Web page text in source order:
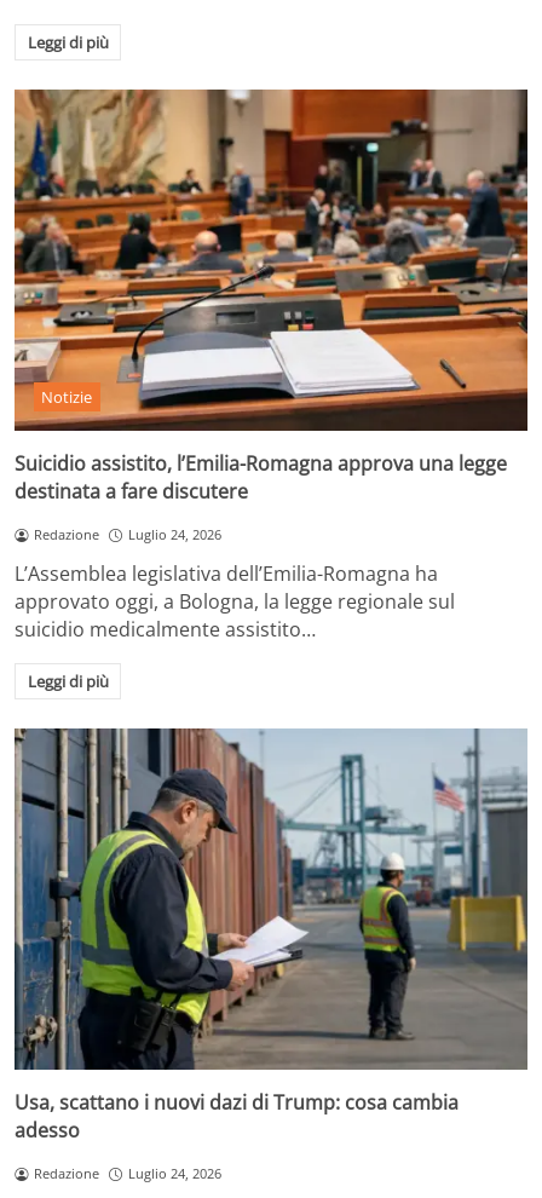
Leggi di più
Notizie
Suicidio assistito, l’Emilia-Romagna approva una legge
destinata a fare discutere
Redazione Luglio 24, 2026
L’Assemblea legislativa dell’Emilia-Romagna ha
approvato oggi, a Bologna, la legge regionale sul
suicidio medicalmente assistito…
Leggi di più
Usa, scattano i nuovi dazi di Trump: cosa cambia
adesso
Redazione Luglio 24, 2026